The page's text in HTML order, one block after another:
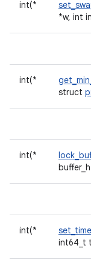
int(*
*w, int
int(*
struct
int(*
int(*
int64_t